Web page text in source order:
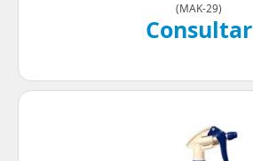
(MAK-29)
Consultar